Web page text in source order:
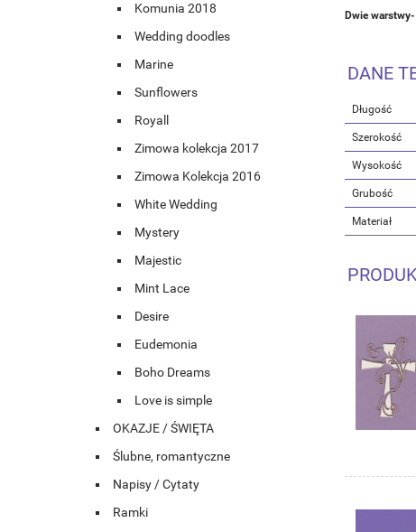
Komunia 2018
Wedding doodles
Marine
Sunflowers
Royall
Zimowa kolekcja 2017
Zimowa Kolekcja 2016
White Wedding
Mystery
Majestic
Mint Lace
Desire
Eudemonia
Boho Dreams
Love is simple
OKAZJE / ŚWIĘTA
Ślubne, romantyczne
Napisy / Cytaty
Ramki
Dwie
DANE
Długość
Szerokość
Wysokość
Grubość
Materiał